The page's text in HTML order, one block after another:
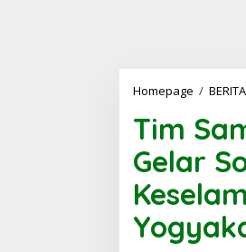
Homepage / BERITA
Tim
Gelar